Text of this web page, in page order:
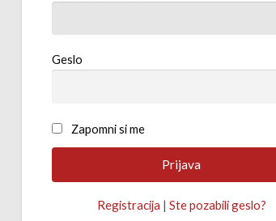
Geslo
Zapomni si me
Registracija | Ste pozabili geslo?